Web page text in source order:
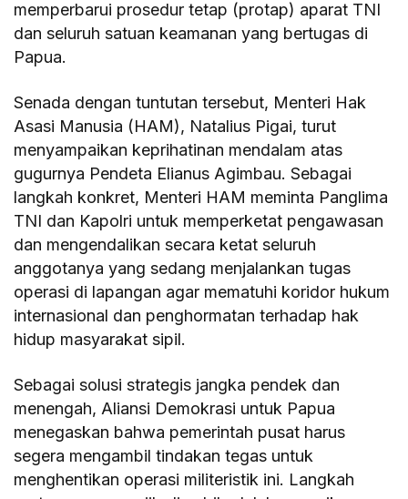
memperbarui prosedur tetap (protap) aparat TNI
dan seluruh satuan keamanan yang bertugas di
Papua.
Senada dengan tuntutan tersebut, Menteri Hak
Asasi Manusia (HAM), Natalius Pigai, turut
menyampaikan keprihatinan mendalam atas
gugurnya Pendeta Elianus Agimbau. Sebagai
langkah konkret, Menteri HAM meminta Panglima
TNI dan Kapolri untuk memperketat pengawasan
dan mengendalikan secara ketat seluruh
anggotanya yang sedang menjalankan tugas
operasi di lapangan agar mematuhi koridor hukum
internasional dan penghormatan terhadap hak
hidup masyarakat sipil.
Sebagai solusi strategis jangka pendek dan
menengah, Aliansi Demokrasi untuk Papua
menegaskan bahwa pemerintah pusat harus
segera mengambil tindakan tegas untuk
menghentikan operasi militeristik ini. Langkah